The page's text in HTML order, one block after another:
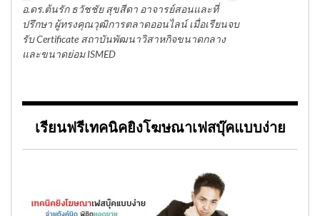
อ.ดร.ต้นรัก ธวัชชัย สุขสีดา อาจารย์สอนและที่
ปรึกษา ผู้ทรงคุณวุฒิการตลาดออนไลน์ เมื่อเรียนจบ
รับ Certificate สถาบันพัฒนาวิสาหกิจขนาดกลาง
และขนาดย่อม ISMED
เรียนฟรีเทคนิคยิงโฆษณาเฟสบุ๊คแบบง่าย